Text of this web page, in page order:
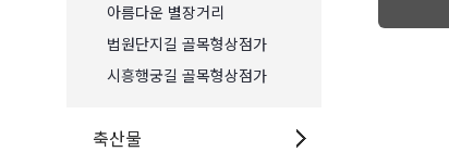
아름다운 별장거리
법원단지길 골목형상점가
시흥행궁길 골목형상점가
축산물